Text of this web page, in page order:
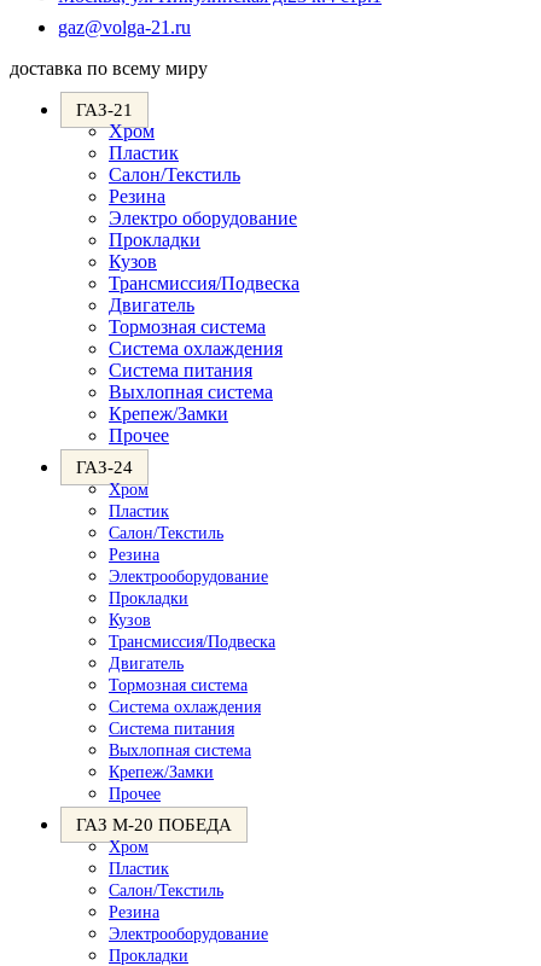
gaz@volga-21.ru
вашем
доставка по всему миру
ГАЗ-21
Хром
Пластик
Салон/Текстиль
Резина
Электро оборудование
Прокладки
Кузов
Трансмиссия/Подвеска
Двигатель
Тормозная система
Система охлаждения
Система питания
Выхлопная система
Крепеж/Замки
Прочее
ГАЗ-24
Хром
Пластик
Салон/Текстиль
Резина
Электрооборудование
Прокладки
Кузов
Трансмиссия/Подвеска
Двигатель
Тормозная система
Система охлаждения
Система питания
Выхлопная система
Крепеж/Замки
Прочее
ГАЗ М-20 ПОБЕДА
Хром
Пластик
Салон/Текстиль
Резина
Электрооборудование
Прокладки